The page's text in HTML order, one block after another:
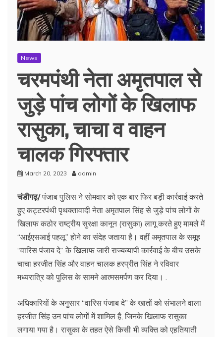
News
चरमपंथी नेता अमृतपाल से
जुड़े पांच लोगों के खिलाफ
रासुका, चाचा व वाहन
चालक गिरफ्तार
March 20, 2023 admin
चंडीगढ़/पंजाब पुलिस ने सोमवार को एक बार फिर बड़ी कार्रवाई करते
हुए कट्टरपंथी पृथक्तावादी नेता अमृतपाल सिंह से जुड़े पांच लोगों के
खिलाफ कठोर राष्ट्रीय सुरक्षा कानून (रासुका) लागू करते हुए मामले में
“आईएसआई पहलू” होने का संदेह जताया है। वहीं अमृतपाल के समूह
“वारिस पंजाब दे” के खिलाफ जारी राज्यव्यापी कार्रवाई के बीच उसके
चाचा हरजीत सिंह और वाहन चालक हरप्रीत सिंह ने रविवार
मध्यरात्रि को पुलिस के सामने आत्मसमर्पण कर दिया। .
अधिकारियों के अनुसार “वारिस पंजाब दे” के खातों को संभालने वाला
हरजीत सिंह उन पांच लोगों में शामिल है, जिनके खिलाफ रासुका
लगाया गया है। रासुका के तहत ऐसे किसी भी व्यक्ति को एहतियाती